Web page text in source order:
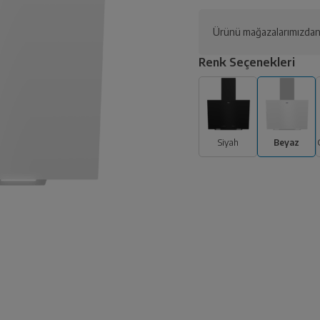
Ürünü
Renk Seçenekleri
Siyah Beyaz